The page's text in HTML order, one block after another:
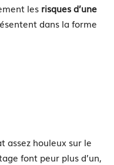
les risques d’une
dans la forme
assez houleux sur le
font peur plus d’un,